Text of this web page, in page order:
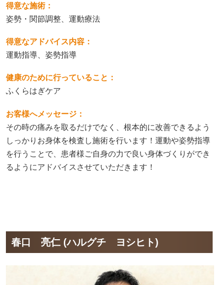
得意な施術：
姿勢・関節調整、運動療法
得意なアドバイス内容：
運動指導、姿勢指導
健康のために行っていること：
ふくらはぎケア
お客様へメッセージ：
その時の痛みを取るだけでなく、根本的に改善できるよう
しっかりお身体を検査し施術を行います！運動や姿勢指導
を行うことで、患者様ご自身の力で良い身体づくりができ
るようにアドバイスさせていただきます！
春口 亮仁 (ハルグチ ヨシヒト)